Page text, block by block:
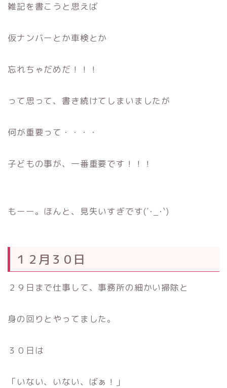
雑記を書こうと思えば
仮ナンバーとか車検とか
忘れちゃだめだ！！！
って思って、書き続けてしまいましたが
何が重要って・・・・
子どもの事が、一番重要です！！！
もーー。ほんと、見失いすぎです(´･_･`)
１２月３０日
２９日まで仕事して、事務所の細かい掃除と
身の回りとやってました。
３０日は
「いない、いない、ばぁ！」